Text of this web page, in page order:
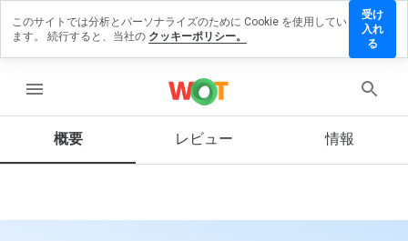
menu
概要 レビュー 情報
ーを残す
ウェ
を1
このサイトでは分析とパーソナライズのために Cookie を使用してい
ます。 続行すると、当社の クッキーポリシー。
受け
入れ
る